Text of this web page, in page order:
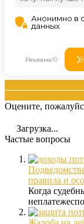
Оцените,
Загрузка...
Частые вопросы
правила и
Когда